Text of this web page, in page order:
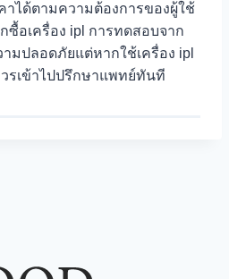
ได้ตามความต้องการของผู้ใช้
ซื้อเครื่อง ipl การทดสอบจาก
มปลอดภัยแต่หากใช้เครื่อง ipl
รเข้าไปปรึกษาแพทย์ทันที